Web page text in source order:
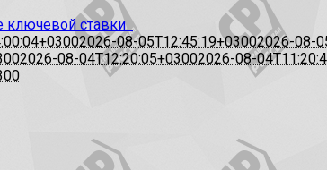
ключевой ставки
2026-08-05T12:45:19+03002026-08-
2026-08-04T12:20:05+03002026-08-